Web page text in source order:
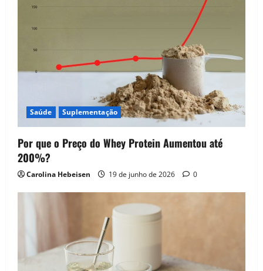
Saúde Suplementação
Por que o Preço do Whey Protein Aumentou até
200%?
Carolina Hebeisen 19 de junho de 2026 0